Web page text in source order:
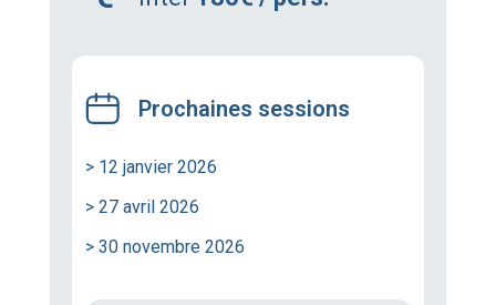
Prochaines sessions
> 12 janvier 2026
> 27 avril 2026
> 30 novembre 2026